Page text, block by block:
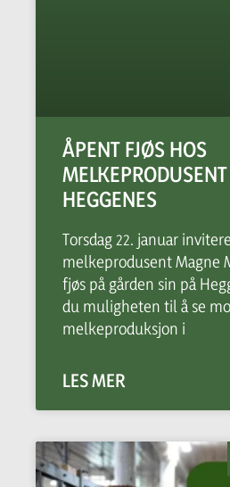
ÅPENT FJØS HOS
HEGGENES
Torsdag 22. januar
melkeprodusent Magne
fjøs på gården sin på
du muligheten til å se
melkeproduksjon i
LES MER